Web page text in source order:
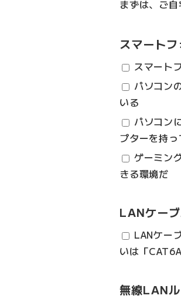
まずは、ご
スマート
スマート
パソコン
いる
パソコン
プターを持っ
ゲーミン
きる環境だ
LANケー
LANケー
いは「
無線LAN